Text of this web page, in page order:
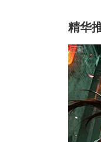
精华